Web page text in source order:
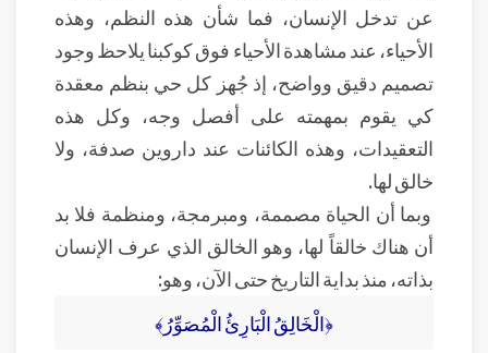
عن تدخل الإنسان، فما شأن هذه النظم، وهذه
الأحياء، عند مشاهدة الأحياء فوق كوكبنا يلاحظ وجود
تصميم دقيق وواضح، إذ جُهز كل حي بنظم معقدة
كي يقوم بمهمته على أفصل وجه، وكل هذه
التعقيدات، وهذه الكائنات عند داروين صدفة، ولا
خالق لها.
وبما أن الحياة مصممة، ومبرمجة، ومنظمة فلا بد
أن هناك خالقاً لها، وهو الخالق الذي عرف الإنسان
بذاته، منذ بداية التاريخ حتى الآن، وهو:
﴿الْخَالِقُ الْبَارِئُ الْمُصَوِّرُ﴾